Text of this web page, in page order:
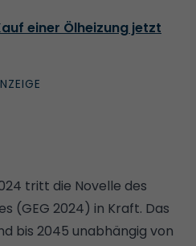
einer Ölheizung jetzt
tritt die Novelle des
(GEG 2024) in Kraft. Das
bis 2045 unabhängig von